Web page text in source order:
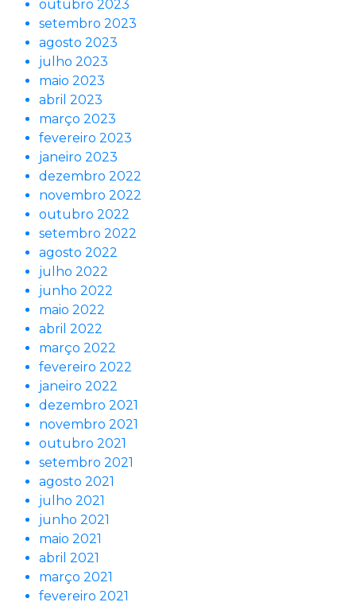
outubro 2023
setembro 2023
agosto 2023
julho 2023
maio 2023
abril 2023
março 2023
fevereiro 2023
janeiro 2023
dezembro 2022
novembro 2022
outubro 2022
setembro 2022
agosto 2022
julho 2022
junho 2022
maio 2022
abril 2022
março 2022
fevereiro 2022
janeiro 2022
dezembro 2021
novembro 2021
outubro 2021
setembro 2021
agosto 2021
julho 2021
junho 2021
maio 2021
abril 2021
março 2021
fevereiro 2021